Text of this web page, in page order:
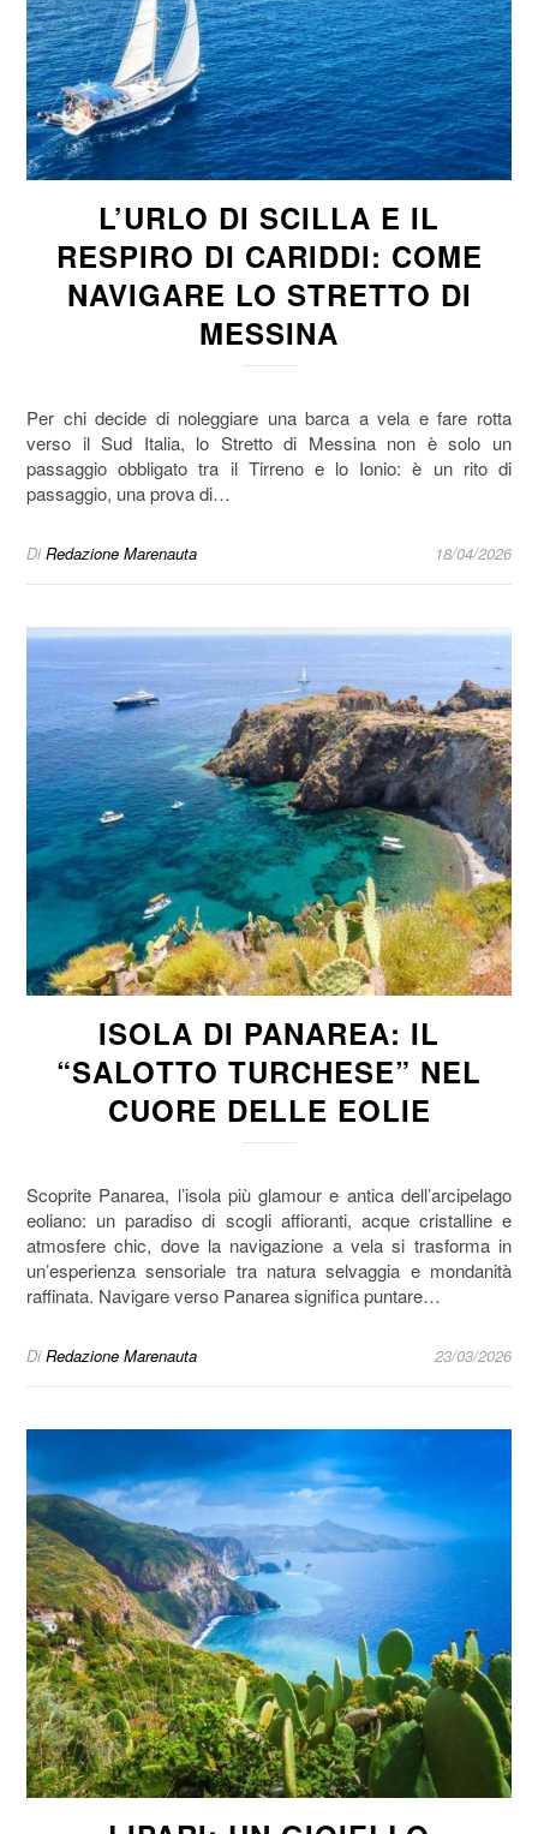
L’URLO DI SCILLA E IL
RESPIRO DI CARIDDI: COME
NAVIGARE LO STRETTO DI
MESSINA
Per chi decide di noleggiare una barca a vela e fare rotta
verso il Sud Italia, lo Stretto di Messina non è solo un
passaggio obbligato tra il Tirreno e lo Ionio: è un rito di
passaggio, una prova di…
Di Redazione Marenauta 18/04/2026
ISOLA DI PANAREA: IL
“SALOTTO TURCHESE” NEL
CUORE DELLE EOLIE
Scoprite Panarea, l’isola più glamour e antica dell’arcipelago
eoliano: un paradiso di scogli affioranti, acque cristalline e
atmosfere chic, dove la navigazione a vela si trasforma in
un’esperienza sensoriale tra natura selvaggia e mondanità
raffinata. Navigare verso Panarea significa puntare…
Di Redazione Marenauta 23/03/2026